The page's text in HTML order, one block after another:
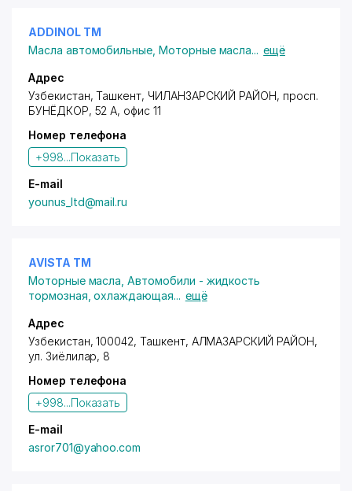
ADDINOL ТМ
Масла автомобильные Моторные масла... ещё
Адрес
Узбекистан,Ташкент, ЧИЛАНЗАРСКИЙ РАЙОН, просп.
БУНЁДКОР, 52 А, офис 11
Номер телефона
+998...Показать
E-mail
younus_ltd@mail.ru
AVISTA ТМ
Моторные масла ,Автомобили - жидкость
тормозная, охлаждающая... ещё
Адрес
Узбекистан, 100042, Ташкент, АЛМАЗАРСКИЙ РАЙОН,
ул. Зиёлилар, 8
Номер телефона
+998...Показать
E-mail
asror701@yahoo.com